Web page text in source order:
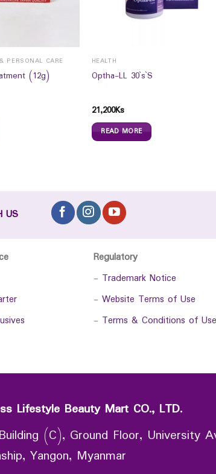
PERSONAL CARE
(12g)
HEALTH
Optha-LL 30`s`S
21,200Ks
READ MORE
US
Regulatory
- Trademark Notice
- Website Terms of Use
- Terms & Conditions of Use
Lifestyle Beauty Mart CO., LTD.
(C), Ground Floor, University
Yangon, Myanmar